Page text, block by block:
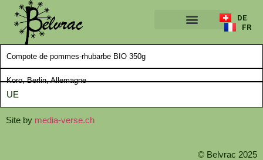
DE
FR
Compote de pommes-rhubarbe BIO 350g
Koro, Berlin, Allemagne
UE
Site by media-verse.ch
© Belvrac 2025